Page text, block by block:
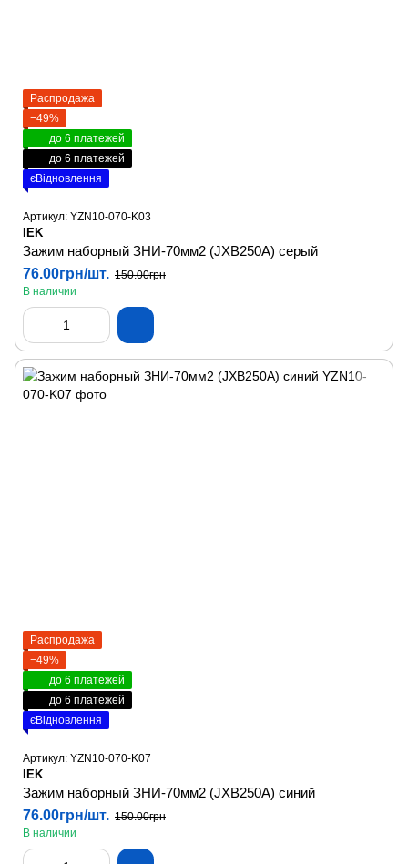
Распродажа
−49%
до 6 платежей
до 6 платежей
єВідновлення
Артикул: YZN10-070-K03
IEK
Зажим наборный ЗНИ-70мм2 (JXB250А) серый
76.00грн/шт. 150.00грн
В наличии
Распродажа
−49%
до 6 платежей
до 6 платежей
єВідновлення
Артикул: YZN10-070-K07
IEK
Зажим наборный ЗНИ-70мм2 (JXB250А) синий
76.00грн/шт. 150.00грн
В наличии